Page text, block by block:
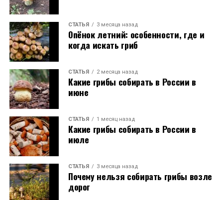
СТАТЬЯ 3 месяца назад
Опёнок летний: особенности, где и
когда искать гриб
СТАТЬЯ 2 месяца назад
Какие грибы собирать в России в
июне
СТАТЬЯ 1 месяц назад
Какие грибы собирать в России в
июле
СТАТЬЯ 3 месяца назад
Почему нельзя собирать грибы возле
дорог